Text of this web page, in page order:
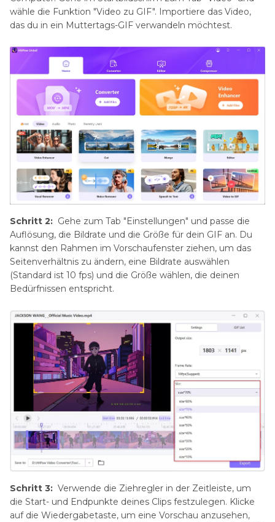
wähle die Funktion "Video zu GIF". Importiere das Video,
das du in ein Muttertags-GIF verwandeln möchtest.
Schritt 2: Gehe zum Tab "Einstellungen" und passe die
Auflösung, die Bildrate und die Größe für dein GIF an. Du
kannst den Rahmen im Vorschaufenster ziehen, um das
Seitenverhältnis zu ändern, eine Bildrate auswählen
(Standard ist 10 fps) und die Größe wählen, die deinen
Bedürfnissen entspricht.
Schritt 3: Verwende die Ziehregler in der Zeitleiste, um
die Start- und Endpunkte deines Clips festzulegen. Klicke
auf die Wiedergabetaste, um eine Vorschau anzusehen,